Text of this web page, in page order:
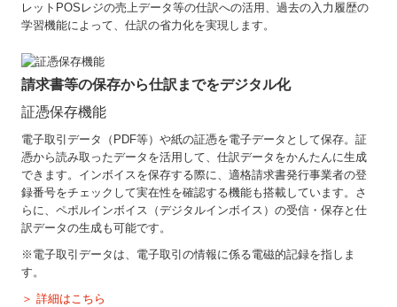
レットPOSレジの売上データ等の仕訳への活用、過去の入力履歴の
学習機能によって、仕訳の省力化を実現します。
請求書等の保存から仕訳までをデジタル化
証憑保存機能
電子取引データ（PDF等）や紙の証憑を電子データとして保存。証
憑から読み取ったデータを活用して、仕訳データをかんたんに生成
できます。インボイスを保存する際に、適格請求書発行事業者の登
録番号をチェックして実在性を確認する機能も搭載しています。さ
らに、ペポルインボイス（デジタルインボイス）の受信・保存と仕
訳データの生成も可能です。
※電子取引データは、電子取引の情報に係る電磁的記録を指しま
す。
＞ 詳細はこちら